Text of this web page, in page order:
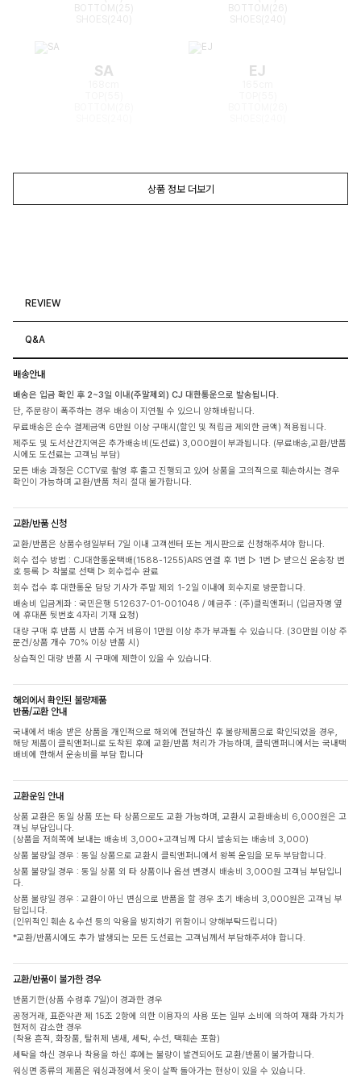
BOTTOM(25)
BOTTOM(26)
SA EJ
상품 정보 더보기
REVIEW
Q&A
배송안내
배송은 입금 확인 후 2~3일 이내(주말제외) CJ 대한통운으로 발송됩니다.
단, 주문량이 폭주하는 경우 배송이 지연될 수 있으니 양해바랍니다.
무료배송은 순수 결제금액 6만원 이상 구매시(할인 및 적립금 제외한 금액) 적용됩니다.
제주도 및 도서산간지역은 추가배송비(도선료) 3,000원이 부과됩니다. (무료배송,교환/반품
시에도 도선료는 고객님 부담)
모든 배송 과정은 CCTV로 촬영 후 출고 진행되고 있어 상품을 고의적으로 훼손하시는 경우
확인이 가능하며 교환/반품 처리 절대 불가합니다.
교환/반품 신청
교환/반품은 상품수령일부터 7일 이내 고객센터 또는 게시판으로 신청해주셔야 합니다.
회수 접수 방법 : CJ대한통운택배(1588-1255)ARS 연결 후 1번 ▷ 1번 ▷ 받으신 운송장 번
호 등록 ▷ 착불로 선택 ▷ 회수접수 완료
회수 접수 후 대한통운 담당 기사가 주말 제외 1-2일 이내에 회수지로 방문합니다.
배송비 입금계좌 : 국민은행 512637-01-001048 / 예금주 : (주)클릭앤퍼니 (입금자명 옆
에 휴대폰 뒷번호 4자리 기재 요청)
대량 구매 후 반품 시 반품 수거 비용이 1만원 이상 추가 부과될 수 있습니다. (30만원 이상 주
문건/상품 개수 70% 이상 반품 시)
상습적인 대량 반품 시 구매에 제한이 있을 수 있습니다.
해외에서 확인된 불량제품
반품/교환 안내
국내에서 배송 받은 상품을 개인적으로 해외에 전달하신 후 불량제품으로 확인되었을 경우,
해당 제품이 클릭앤퍼니로 도착된 후에 교환/반품 처리가 가능하며, 클릭앤퍼니에서는 국내택
배비에 한해서 운송비를 부담 합니다
교환운임 안내
상품 교환은 동일 상품 또는 타 상품으로도 교환 가능하며, 교환시 교환배송비 6,000원은 고
객님 부담입니다.
(상품을 저희쪽에 보내는 배송비 3,000+고객님께 다시 발송되는 배송비 3,000)
상품 불량일 경우 : 동일 상품으로 교환시 클릭앤퍼니에서 왕복 운임을 모두 부담합니다.
상품 불량일 경우 : 동일 상품 외 타 상품이나 옵션 변경시 배송비 3,000원 고객님 부담입니
다.
상품 불량일 경우 : 교환이 아닌 변심으로 반품을 할 경우 초기 배송비 3,000원은 고객님 부
담입니다.
(인위적인 훼손 & 수선 등의 악용을 방지하기 위함이니 양해부탁드립니다)
*교환/반품시에도 추가 발생되는 모든 도선료는 고객님께서 부담해주셔야 합니다.
교환/반품이 불가한 경우
반품기한(상품 수령후 7일)이 경과한 경우
공정거래, 표준약관 제 15조 2항에 의한 이용자의 사용 또는 일부 소비에 의하여 재화 가치가
현저히 감소한 경우
(착용 흔적, 화장품, 탈취제 냄새, 세탁, 수선, 택훼손 포함)
세탁을 하신 경우나 착용을 하신 후에는 불량이 발견되어도 교환/반품이 불가합니다.
워싱면 종류의 제품은 워싱과정에서 옷이 살짝 돌아가는 현상이 있을 수 있습니다.